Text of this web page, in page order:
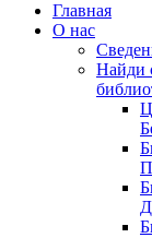
Главная
О нас
Найди